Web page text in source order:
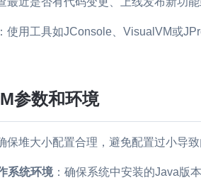
：使用工具如JConsole、VisualVM或
参数和环境
保堆大小配置合理，避免配置过小导
系统环境：确保系统中安装的Java版